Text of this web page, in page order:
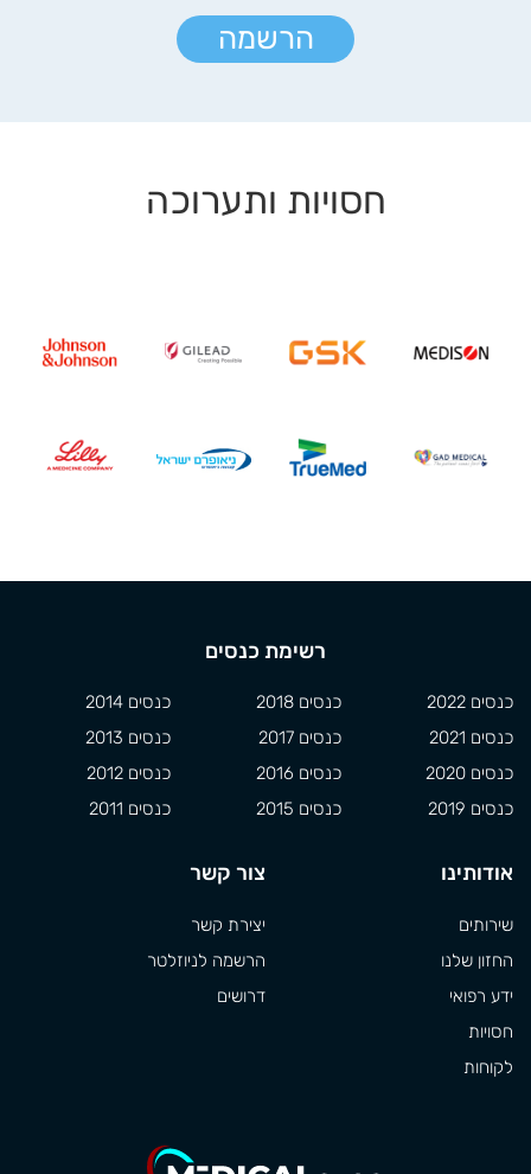
הרשמה
חסויות ותערוכה
רשימת כנסים
כנסים 2022
כנסים 2021
כנסים 2020
כנסים 2019
כנסים 2018
כנסים 2017
כנסים 2016
כנסים 2015
כנסים 2014
כנסים 2013
כנסים 2012
כנסים 2011
אודותינו
שירותים
החזון שלנו
ידע רפואי
חסויות
לקוחות
צור קשר
יצירת קשר
הרשמה לניוזלטר
דרושים